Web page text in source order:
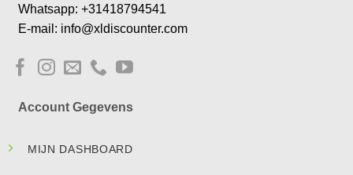
Whatsapp: +31418794541
E-mail: info@xldiscounter.com
Account Gegevens
MIJN DASHBOARD